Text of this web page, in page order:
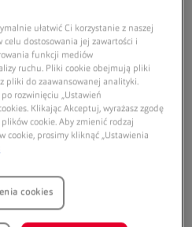
21:00
21:00
ułatwić Ci korzystanie z naszej
dostosowania jej zawartości i
funkcji mediów
ruchu. Pliki cookie obejmują pliki
pliki do zaawansowanej analityki.
rozwinięciu „Ustawień
Klikając Akceptuj, wyrażasz zgodę
cookie. Aby zmienić rodzaj
cookie, prosimy kliknąć „Ustawienia
cookies